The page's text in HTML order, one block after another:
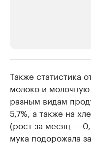
Крупнейшие
продавцы
Ознакомьтесь с
Также статистика
молоко и
разным видам
5,7%, а также на
(рост за месяц —
мука подорожала